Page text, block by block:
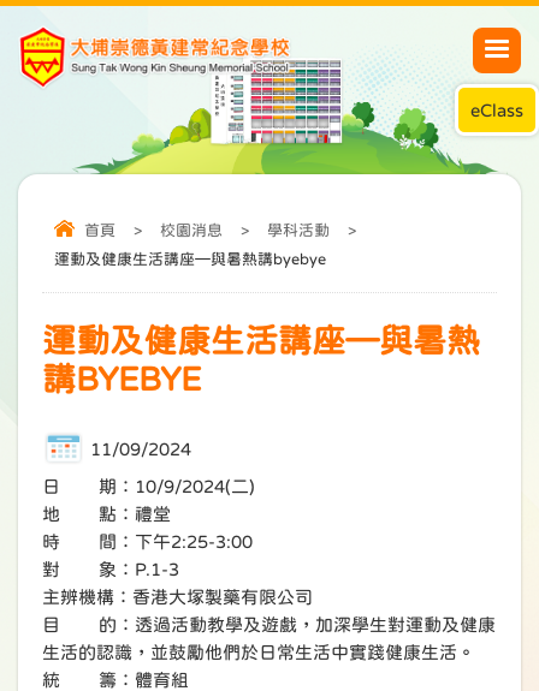
eClass
首頁 > 校園消息 > 學科活動
>
運動及健康生活講座—與暑熱講byebye
運動及健康生活講座—與暑熱
講BYEBYE
11/09/2024
日 期：10/9/2024(二)
地 點：禮堂
時 間：下午2:25-3:00
對 象：P.1-3
主辨機構：香港大塚製藥有限公司
目 的：透過活動教學及遊戲，加深學生對運動及健康
生活的認識，並鼓勵他們於日常生活中實踐健康生活。
統 籌：體育組